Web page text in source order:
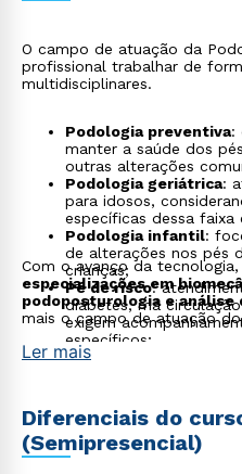
O campo de atuação da
profissional trabalhar de
multidisciplinares.
Podologia preventiva:
manter a saúde dos
outras alterações
Podologia geriátrica:
para idosos,
específicas dessa faixa
Podologia infantil:
de alterações nos pés
crianças;
Pé de risco:
diabetes, má
exigem
específicos;
Podologia desportiva
Estética podológica
:
com foco no bem-
pés;
Consultoria em
Com o avanço da
especializações em
podoposturologia e análise
mais o campo de atuação
Ler mais
Diferenciais do
(Semipresencial)